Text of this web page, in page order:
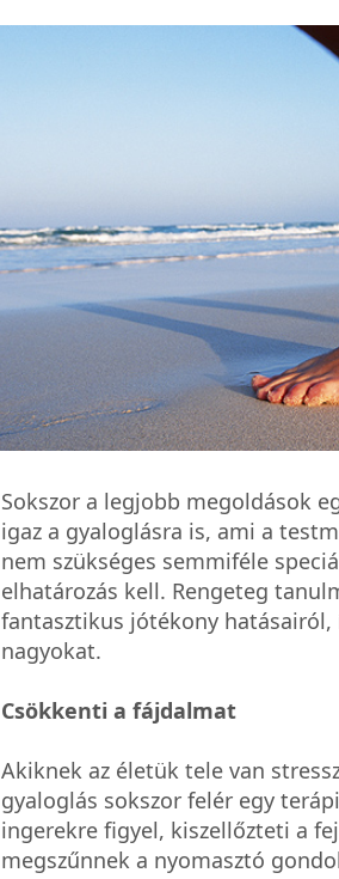
Sokszor a legjobb megoldások
igaz a gyaloglásra is, ami a
nem szükséges semmiféle
elhatározás kell. Rengeteg
fantasztikus jótékony
nagyokat.
Csökkenti a fájdalmat
Akiknek az életük tele van
gyaloglás sokszor felér egy
ingerekre figyel, kiszellőzteti a
megszűnnek a nyomasztó